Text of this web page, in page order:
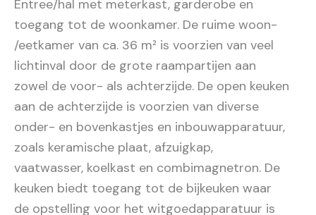
Entree/hal met meterkast, garderobe en
toegang tot de woonkamer. De ruime woon-
/eetkamer van ca. 36 m² is voorzien van veel
lichtinval door de grote raampartijen aan
zowel de voor- als achterzijde. De open keuken
aan de achterzijde is voorzien van diverse
onder- en bovenkastjes en inbouwapparatuur,
zoals keramische plaat, afzuigkap,
vaatwasser, koelkast en combimagnetron. De
keuken biedt toegang tot de bijkeuken waar
de opstelling voor het witgoedapparatuur is